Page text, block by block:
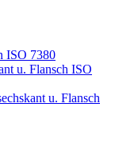
ISO 7380
u. Flansch ISO
u. Flansch